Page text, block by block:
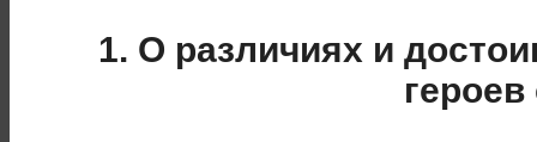
1. О различиях и
героев